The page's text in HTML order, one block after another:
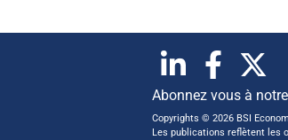
Abonnez vous à
Copyrights © 2026 BSI
Les publications reflètent les